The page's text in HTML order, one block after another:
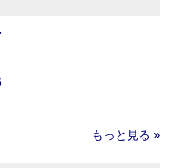
もっと見る »